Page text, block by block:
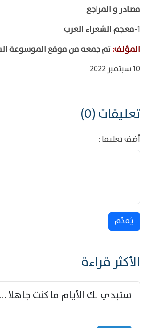
مصادر و المراجع
1- معجم الشعراء العرب
المؤلف:تم جمعه من موقع الموسوعة
10 سبتمبر 2022
تعليقات (0)
أضف تعليقا :
يُقدِّم
الأكثر قراءة